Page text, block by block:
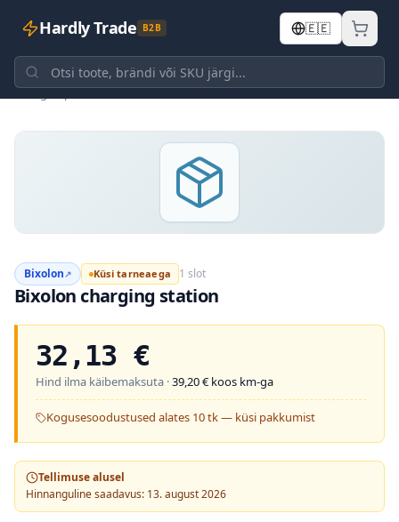
Hardly Trade B2B 🇪🇪
Tagasi poodi
Bixolon↗ Küsi tarneaega 1 slot
Bixolon charging station
32,13 €
Hind ilma käibemaksuta ·39,20€ koos km-ga
Kogusesoodustused alates 10 tk — küsi pakkumist
Tellimuse alusel
Hinnanguline saadavus: 13. august 2026